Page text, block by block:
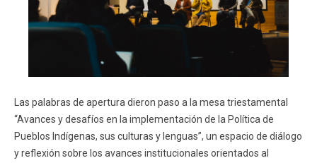
Las palabras de apertura dieron paso a la mesa triestamental
“Avances y desafíos en la implementación de la Política de
Pueblos Indígenas, sus culturas y lenguas”, un espacio de diálogo
y reflexión sobre los avances institucionales orientados al